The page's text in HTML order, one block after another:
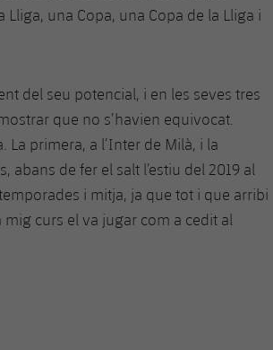
una Copa, una Copa de la Lliga i
del seu potencial, i en les seves tres
que no s’havien equivocat.
primera, a l’Inter de Milà, i la
de fer el salt l’estiu del 2019 al
i mitja, ja que tot i que arribi
curs el va jugar com a cedit al